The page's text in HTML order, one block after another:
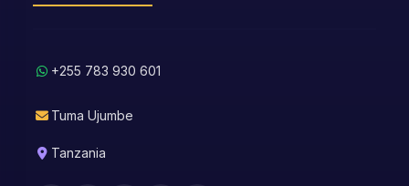
+255 783 930 601
Tuma Ujumbe
Tanzania